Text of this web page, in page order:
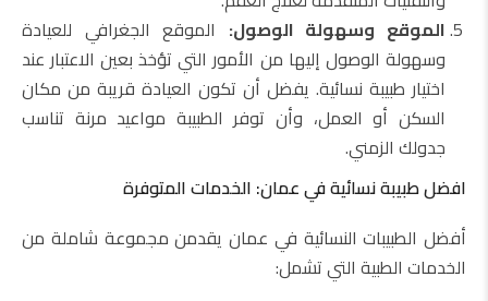
الموقع وسهولة الوصول: الموقع الجغرافي للعيادة
وسهولة الوصول إليها من الأمور التي تؤخذ بعين الاعتبار عند
اختيار طبيبة نسائية. يفضل أن تكون العيادة قريبة من مكان
السكن أو العمل، وأن توفر الطبيبة مواعيد مرنة تناسب
جدولك الزمني.
افضل طبيبة نسائية في عمان: الخدمات المتوفرة
أفضل الطبيبات النسائية في عمان يقدمن مجموعة شاملة من
الخدمات الطبية التي تشمل: